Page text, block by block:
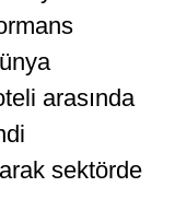
arasında
sektörde